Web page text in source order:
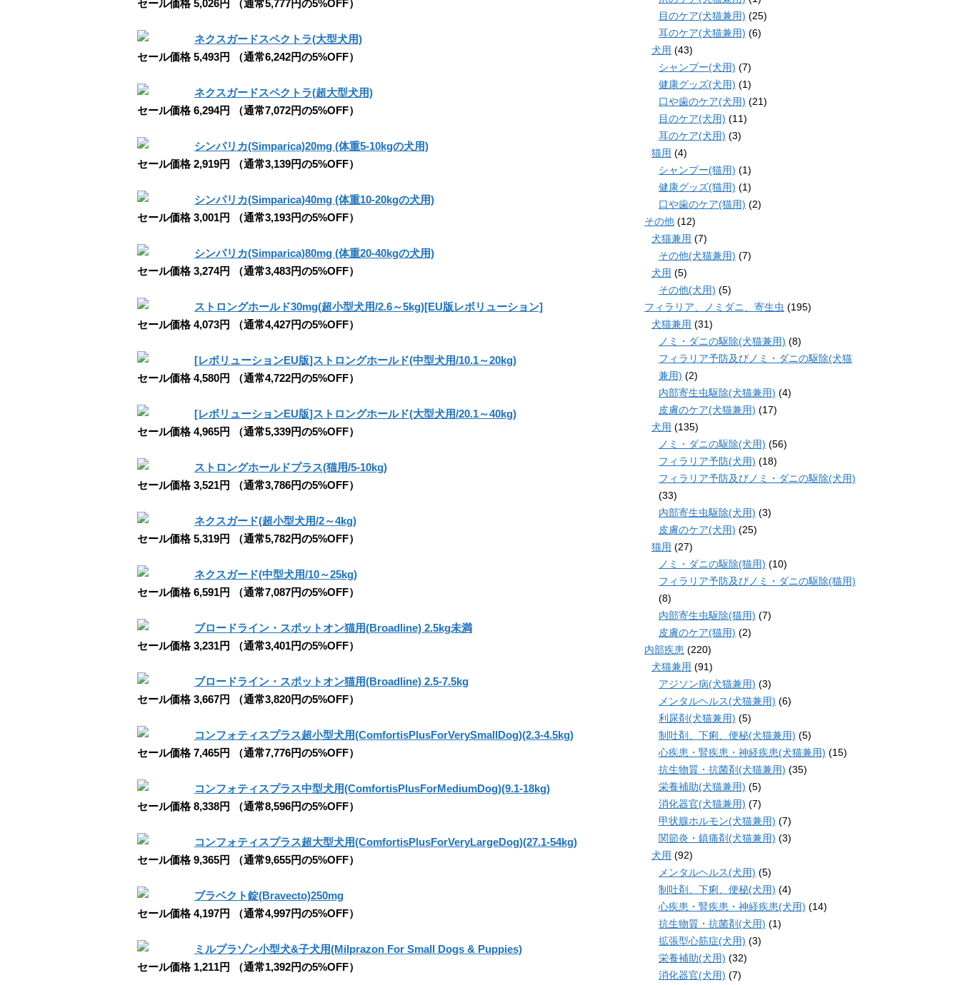
セール価格 5,026円 （通常5,777円の5%OFF）
ネクスガードスペクトラ(大型犬用)
セール価格 5,493円 （通常6,242円の5%OFF）
ネクスガードスペクトラ(超大型犬用)
セール価格 6,294円 （通常7,072円の5%OFF）
シンパリカ(Simparica)20mg (体重5-10kgの犬用)
セール価格 2,919円 （通常3,139円の5%OFF）
シンパリカ(Simparica)40mg (体重10-20kgの犬用)
セール価格 3,001円 （通常3,193円の5%OFF）
シンパリカ(Simparica)80mg (体重20-40kgの犬用)
セール価格 3,274円 （通常3,483円の5%OFF）
ストロングホールド30mg(超小型犬用/2.6～5kg)[EU版レボリューション]
セール価格 4,073円 （通常4,427円の5%OFF）
[レボリューションEU版]ストロングホールド(中型犬用/10.1～20kg)
セール価格 4,580円 （通常4,722円の5%OFF）
[レボリューションEU版]ストロングホールド(大型犬用/20.1～40kg)
セール価格 4,965円 （通常5,339円の5%OFF）
ストロングホールドプラス(猫用/5-10kg)
セール価格 3,521円 （通常3,786円の5%OFF）
ネクスガード(超小型犬用/2～4kg)
セール価格 5,319円 （通常5,782円の5%OFF）
ネクスガード(中型犬用/10～25kg)
セール価格 6,591円 （通常7,087円の5%OFF）
ブロードライン・スポットオン猫用(Broadline) 2.5kg未満
セール価格 3,231円 （通常3,401円の5%OFF）
ブロードライン・スポットオン猫用(Broadline) 2.5-7.5kg
セール価格 3,667円 （通常3,820円の5%OFF）
コンフォティスプラス超小型犬用(ComfortisPlusForVerySmallDog)(2.3-4.5kg)
セール価格 7,465円 （通常7,776円の5%OFF）
コンフォティスプラス中型犬用(ComfortisPlusForMediumDog)(9.1-18kg)
セール価格 8,338円 （通常8,596円の5%OFF）
コンフォティスプラス超大型犬用(ComfortisPlusForVeryLargeDog)(27.1-54kg)
セール価格 9,365円 （通常9,655円の5%OFF）
ブラベクト錠(Bravecto)250mg
セール価格 4,197円 （通常4,997円の5%OFF）
ミルプラゾン小型犬&子犬用(Milprazon For Small Dogs & Puppies)
セール価格 1,211円 （通常1,392円の5%OFF）
目のケア(犬猫兼用) (25)
耳のケア(犬猫兼用) (6)
犬用 (43)
シャンプー(犬用) (7)
健康グッズ(犬用) (1)
口や歯のケア(犬用) (21)
目のケア(犬用) (11)
耳のケア(犬用) (3)
猫用 (4)
シャンプー(猫用) (1)
健康グッズ(猫用) (1)
口や歯のケア(猫用) (2)
その他 (12)
犬猫兼用 (7)
その他(犬猫兼用) (7)
犬用 (5)
その他(犬用) (5)
フィラリア、ノミダニ、寄生虫 (195)
犬猫兼用 (31)
ノミ・ダニの駆除(犬猫兼用) (8)
フィラリア予防及びノミ・ダニの駆除(犬猫
兼用) (2)
内部寄生虫駆除(犬猫兼用) (4)
皮膚のケア(犬猫兼用) (17)
犬用 (135)
ノミ・ダニの駆除(犬用) (56)
フィラリア予防(犬用) (18)
フィラリア予防及びノミ・ダニの駆除(犬用)
(33)
内部寄生虫駆除(犬用) (3)
皮膚のケア(犬用) (25)
猫用 (27)
ノミ・ダニの駆除(猫用) (10)
フィラリア予防及びノミ・ダニの駆除(猫用)
(8)
内部寄生虫駆除(猫用) (7)
皮膚のケア(猫用) (2)
内部疾患 (220)
犬猫兼用 (91)
アジソン病(犬猫兼用) (3)
メンタルヘルス(犬猫兼用) (6)
利尿剤(犬猫兼用) (5)
制吐剤、下痢、便秘(犬猫兼用) (5)
心疾患・腎疾患・神経疾患(犬猫兼用) (15)
抗生物質・抗菌剤(犬猫兼用) (35)
栄養補助(犬猫兼用) (5)
消化器官(犬猫兼用) (7)
甲状腺ホルモン(犬猫兼用) (7)
関節炎・鎮痛剤(犬猫兼用) (3)
犬用 (92)
メンタルヘルス(犬用) (5)
制吐剤、下痢、便秘(犬用) (4)
心疾患・腎疾患・神経疾患(犬用) (14)
抗生物質・抗菌剤(犬用) (1)
拡張型心筋症(犬用) (3)
栄養補助(犬用) (32)
消化器官(犬用) (7)